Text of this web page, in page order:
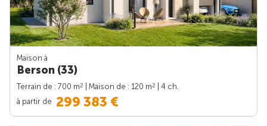
Maison à
Berson (33)
Terrain de : 700 m2 | Maison de : 120 m2
| 4 ch.
à partir de 299 383 €